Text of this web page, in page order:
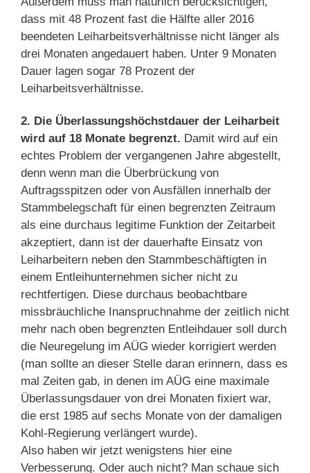
dass mit 48 Prozent fast die Hälfte aller 2016
beendeten Leiharbeitsverhältnisse nicht länger als
drei Monaten angedauert haben. Unter 9 Monaten
Dauer lagen sogar 78 Prozent der
Leiharbeitsverhältnisse.
2. Die Überlassungshöchstdauer der Leiharbeit
wird auf 18 Monate begrenzt. Damit wird auf ein
echtes Problem der vergangenen Jahre abgestellt,
denn wenn man die Überbrückung von
Auftragsspitzen oder von Ausfällen innerhalb der
Stammbelegschaft für einen begrenzten Zeitraum
als eine durchaus legitime Funktion der Zeitarbeit
akzeptiert, dann ist der dauerhafte Einsatz von
Leiharbeitern neben den Stammbeschäftigten in
einem Entleihunternehmen sicher nicht zu
rechtfertigen. Diese durchaus beobachtbare
missbräuchliche Inanspruchnahme der zeitlich nicht
mehr nach oben begrenzten Entleihdauer soll durch
die Neuregelung im AÜG wieder korrigiert werden
(man sollte an dieser Stelle daran erinnern, dass es
mal Zeiten gab, in denen im AÜG eine maximale
Überlassungsdauer von drei Monaten fixiert war,
die erst 1985 auf sechs Monate von der damaligen
Kohl-Regierung verlängert wurde).
Also haben wir jetzt wenigstens hier eine
Verbesserung. Oder auch nicht? Man schaue sich